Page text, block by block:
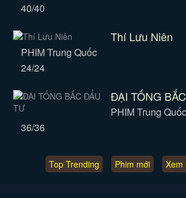
40/40
Thí Lưu Niên
PHIM Trung Quốc
24/24
ĐẠI TỐNG
PHIM Trung Quốc
36/36
Top Trending Phim mới Xem